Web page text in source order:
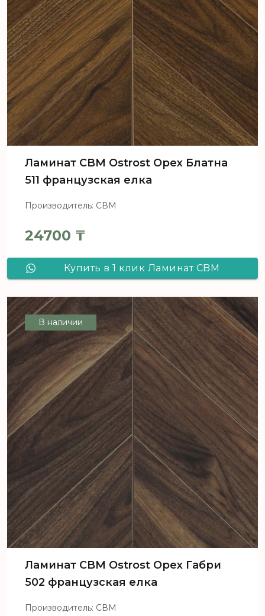
Ламинат CBM Ostrost Орех Блатна
511 французская елка
Производитель: СВМ
24700 ₸
Купить в 1 клик Ламинат CBM
елка
В наличии
Ламинат CBM Ostrost Орех Габри
502 французская елка
Производитель: СВМ